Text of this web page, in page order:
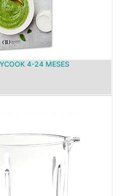
4-24 MESES